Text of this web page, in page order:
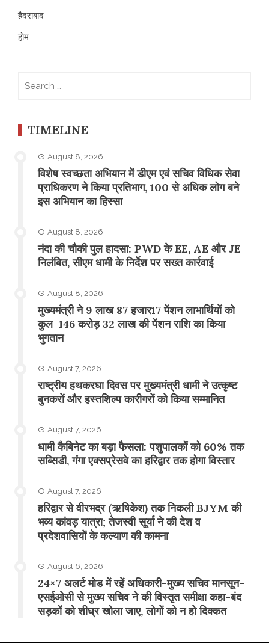
हैदराबाद
होम
TIMELINE
August 8, 2026
विशेष स्वच्छता अभियान में डीएम एवं सचिव विधिक सेवा
प्राधिकरण ने किया प्रतिभाग, 100 से अधिक लोग बने
इस अभियान का हिस्सा
August 8, 2026
नंदा की चौकी पुल हादसा: PWD के EE, AE और JE
निलंबित, सीएम धामी के निर्देश पर सख्त कार्रवाई
August 8, 2026
मुख्यमंत्री ने 9 लाख 87 हजार17 पेंशन लाभार्थियों को
कुल 146 करोड़ 32 लाख की पेंशन राशि का किया
भुगतान
August 7, 2026
राष्ट्रीय हथकरघा दिवस पर मुख्यमंत्री धामी ने उत्कृष्ट
बुनकरों और हस्तशिल्प कारीगरों को किया सम्मानित
August 7, 2026
​धामी कैबिनेट का बड़ा फैसला: पशुपालकों को 60% तक
सब्सिडी, गंगा एक्सप्रेसवे का हरिद्वार तक होगा विस्तार
August 7, 2026
​हरिद्वार से वीरभद्र (ऋषिकेश) तक निकली BJYM की
भव्य कांवड़ यात्रा; तेजस्वी सूर्या ने की देश व
प्रदेशवासियों के कल्याण की कामना
August 6, 2026
24×7 अलर्ट मोड में रहें अधिकारी-मुख्य सचिव मानसून-
एसईओसी से मुख्य सचिव ने की विस्तृत समीक्षा कहा-बंद
सड़कों को शीघ्र खोला जाए, लोगों को न हो दिक्कत